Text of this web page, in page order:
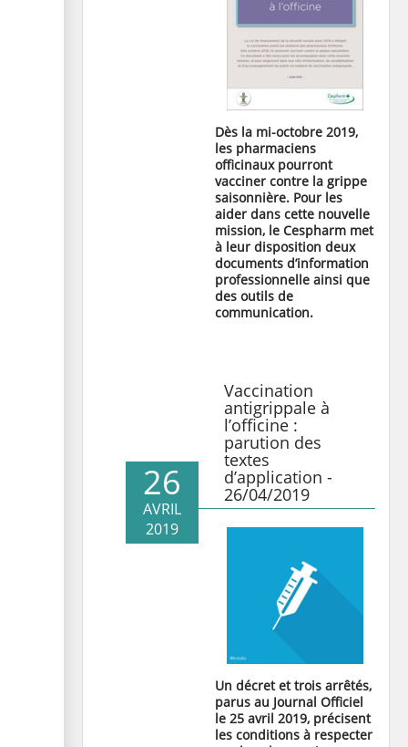
Dès la mi-octobre 2019,
les pharmaciens
officinaux pourront
vacciner contre la grippe
saisonnière. Pour les
aider dans cette nouvelle
mission, le Cespharm met
à leur disposition deux
documents d’information
professionnelle ainsi que
des outils de
communication.
Vaccination
antigrippale à
l’officine :
parution des
textes
d’application -
26/04/2019
26
AVRIL
2019
Un décret et trois arrêtés,
parus au Journal Officiel
le 25 avril 2019, précisent
les conditions à respecter